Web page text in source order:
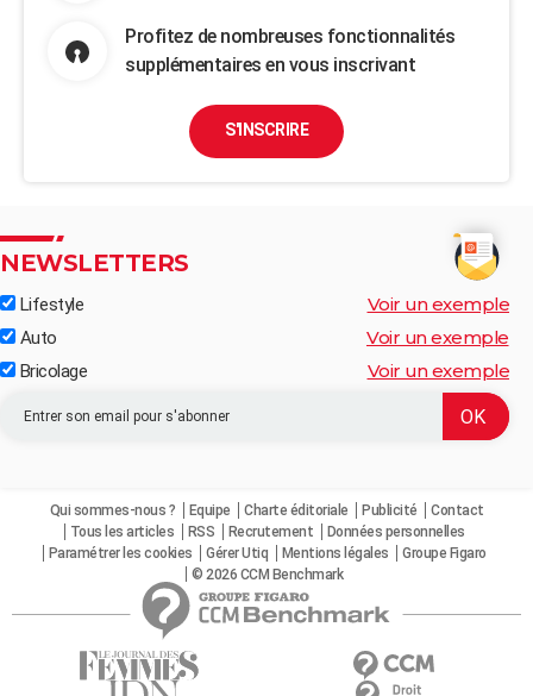
Profitez de nombreuses fonctionnalités
supplémentaires en vous inscrivant
S'INSCRIRE
NEWSLETTERS
Lifestyle Voir un exemple
Auto Voir un exemple
Bricolage Voir un exemple
Qui sommes-nous ? Equipe Charte éditoriale Publicité
Contact
Tous les articles
RSS Recrutement
Données personnelles
Paramétrer les cookies
Gérer Utiq Mentions légales
Groupe Figaro
© 2026 CCM Benchmark